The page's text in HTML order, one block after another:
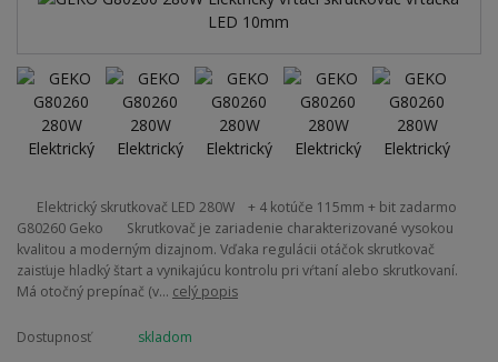
Elektrický skrutkovač LED 280W + 4 kotúče 115mm + bit zadarmo
G80260 Geko Skrutkovač je zariadenie charakterizované vysokou
kvalitou a moderným dizajnom. Vďaka regulácii otáčok skrutkovač
zaisťuje hladký štart a vynikajúcu kontrolu pri vŕtaní alebo skrutkovaní.
Má otočný prepínač (v... celý popis
Dostupnosť
skladom